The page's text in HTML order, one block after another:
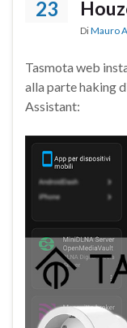
23
DiMauro
Tasmota web
alla parte haking
Assistant: